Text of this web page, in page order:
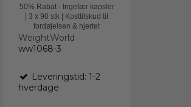
50% Rabat - Ingefær kapsler
| 3 x 90 stk | Kosttilskud til
fordøjelsen & hjertet
WeightWorld
ww1068-3
Leveringstid: 1-2
hverdage